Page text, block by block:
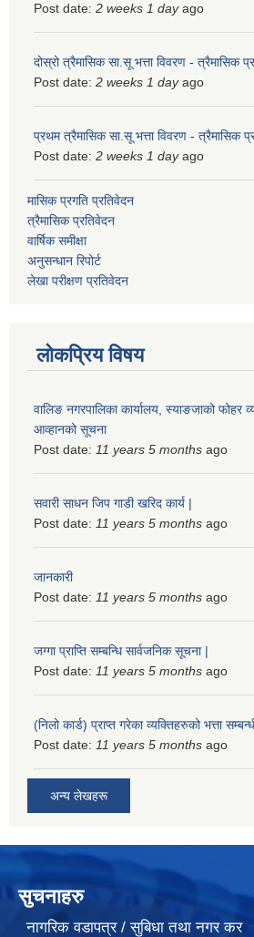
Post date: 2 weeks 1 dayago
दोस्रो त्रैमासिक सा.सू भत्ता विवरण - त्रैमासिक
Post date: 2 weeks 1 dayago
प्रथम त्रैमासिक सा.सू भत्ता विवरण - त्रैमासिक
Post date: 2 weeks 1 dayago
मासिक प्रगति प्रतिवेदन
त्रैमासिक प्रतिवेदन
वार्षिक समीक्षा
अनुसन्धान रिपोर्ट
लेखा परीक्षण प्रतिवेदन
लोकप्रिय विषय
वालिङ नगरपालिका कार्यालय, स्याङजाको फोहर
आव्हानको सूचना
Post date: 11 years 5 months ago
सवारी साधन जिप गाडी खरिद कार्य |
Post date: 11 years 5 months ago
जानकारी
Post date: 11 years 5 months ago
जग्गा प्राप्ति सम्बन्धि सार्वजनिक सूचना |
Post date: 11 years 5 months ago
(निलो कार्ड) प्राप्त गरेका व्यक्तिहरुको भत्ता
Post date: 11 years 5 months ago
अन्य लेखहरू
सुचनाहरु
नागरिक वडापत्र / सुबिधा तथा नगर कर